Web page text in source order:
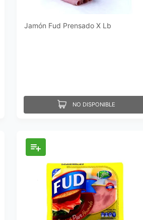
Jamón Fud Prensado X Lb
NO DISPONIBLE